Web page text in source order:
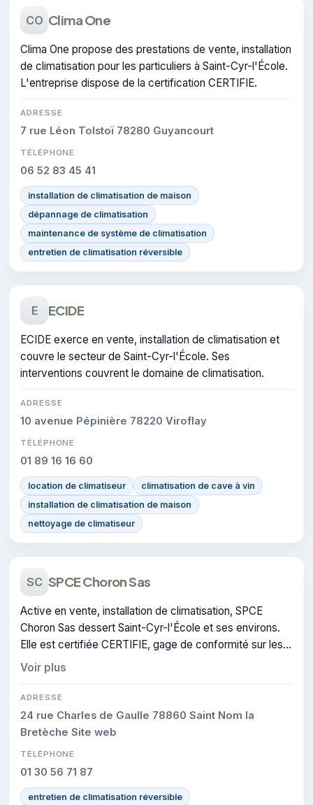
CO Clima One
Clima One propose des prestations de vente, installation
de climatisation pour les particuliers à Saint-Cyr-l'École.
L'entreprise dispose de la certification CERTIFIE.
ADRESSE
7 rue Léon Tolstoï 78280 Guyancourt
TÉLÉPHONE
06 52 83 45 41
installation de climatisation de maison
dépannage de climatisation
maintenance de système de climatisation
entretien de climatisation réversible
E ECIDE
ECIDE exerce en vente, installation de climatisation et
couvre le secteur de Saint-Cyr-l'École. Ses
interventions couvrent le domaine de climatisation.
ADRESSE
10 avenue Pépinière 78220 Viroflay
TÉLÉPHONE
01 89 16 16 60
location de climatiseur
climatisation de cave à vin
installation de climatisation de maison
nettoyage de climatiseur
SC SPCE Choron Sas
Active en vente, installation de climatisation, SPCE
Choron Sas dessert Saint-Cyr-l'École et ses environs.
Elle est certifiée CERTIFIE, gage de conformité sur les
interventions réalisées.
Voir plus
ADRESSE
24 rue Charles de Gaulle 78860 Saint Nom la
Bretèche Site web
TÉLÉPHONE
01 30 56 71 87
entretien de climatisation réversible